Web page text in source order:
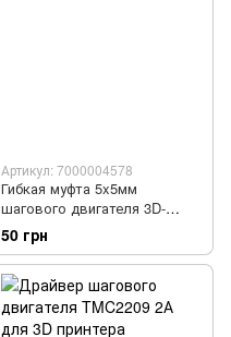
Артикул: 7000004578
Гибкая муфта 5x5мм
шагового двигателя 3D-
принтера
50 грн